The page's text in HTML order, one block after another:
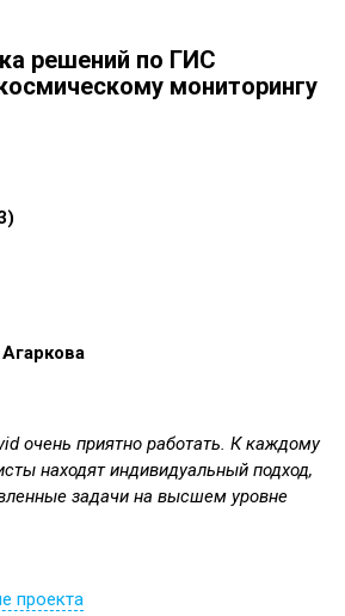
решений по ГИС
мониторингу
очень приятно работать. К каждому
находят индивидуальный подход,
задачи на высшем уровне
проекта